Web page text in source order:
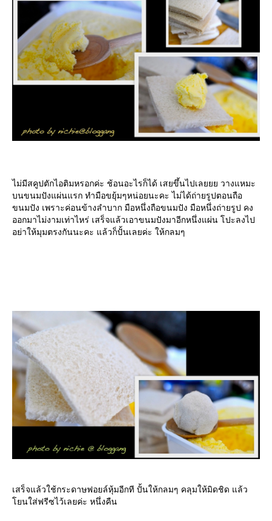
ไม่มีสคูปตักไอติมหรอกค่ะ ช้อนอะไรก็ได้ เสยขึ้นไปเลยยย วางแหมะ
บนขนมปังแผ่นแรก ทำมือขยุ้มๆหน่อยนะคะ ไม่ได้ถ่ายรูปตอนถือ
ขนมปัง เพราะค่อนข้างลำบาก มือหนึ่งถือขนมปัง มือหนึ่งถ่ายรูป คง
ออกมาไม่งามเท่าไหร่ เสร็จแล้วเอาขนมปังมาอีกหนึ่งแผ่น โปะลงไป
อย่าให้มุมตรงกันนะคะ แล้วก็ปั้นเลยค่ะ ให้กลมๆ
เสร็จแล้วใช้กระดาษฟอยล์หุ้มอีกที ปั้นให้กลมๆ คลุมให้มิดชิด แล้ว
นใส่ฟรีซไว้เลยค่ะ หนึ่งคืน